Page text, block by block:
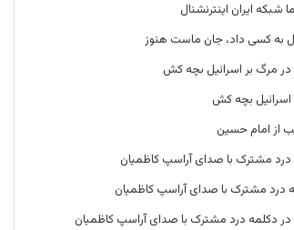
شبکه ایران اینترنشنال
به کسی داد، جان ماست هنوز
در مرگ بر اسرائیل بچه کش
اسرائیل بچه کش
از امام حسین
درد مشترک با صدای آراسپ کاظمیان
درد مشترک با صدای آراسپ کاظمیان
در دکلمه درد مشترک با صدای آراسپ کاظمیان